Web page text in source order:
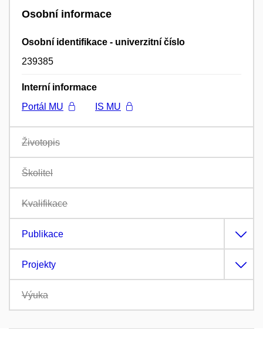
Osobní informace
Osobní identifikace - univerzitní číslo
239385
Interní informace
Portál MU
IS MU
Životopis
Školitel
Kvalifikace
Publikace
Projekty
Výuka